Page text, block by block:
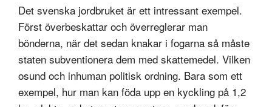
Det svenska jordbruket är ett intressant exempel.
Först överbeskattar och överreglerar man
bönderna, när det sedan knakar i fogarna så måste
staten subventionera dem med skattemedel. Vilken
osund och inhuman politisk ordning. Bara som ett
exempel, hur man kan föda upp en kyckling på 1,2